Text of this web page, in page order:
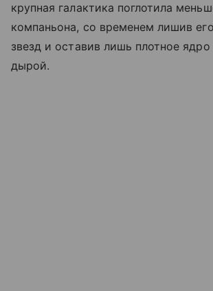
крупная галактика поглотила
компаньона, со временем лишив
звезд и оставив лишь плотное
дырой.